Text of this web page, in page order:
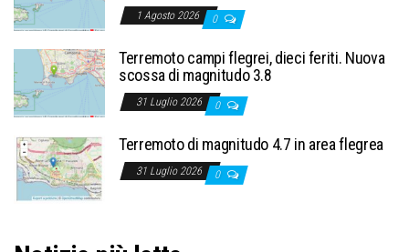
1 Agosto 2026 0
Terremoto campi flegrei, dieci feriti. Nuova
scossa di magnitudo 3.8
31 Luglio 2026 0
Terremoto di magnitudo 4.7 in area flegrea
31 Luglio 2026 0